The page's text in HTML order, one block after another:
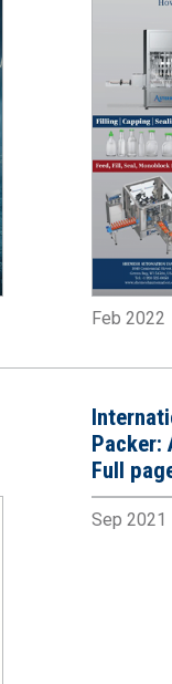
Feb 2022
Packer:
Full
Sep 2021